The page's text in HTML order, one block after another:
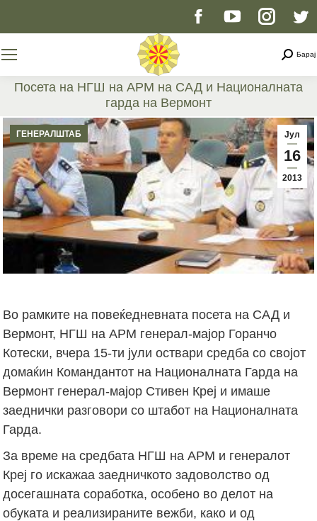
Facebook
opens
in
new
window
YouTube
opens
in
new
window
page
opens
in
new
window
Барај
Посета на НГШ на АРМ на САД и Националната
гарда на Вермонт
You are here:
Јул
16
2013
ГЕНЕРАЛШТАБ
Во рамките на повеќедневната посета на САД и
Вермонт, НГШ на АРМ генерал-мајор Горанчо
Котески, вчера 15-ти јули оствари средба со својот
домаќин Командантот на Националната Гарда на
Вермонт генерал-мајор Стивен Креј и имаше
заеднички разговори со штабот на Националната
Гарда.
За време на средбата НГШ на АРМ и генералот
Креј го искажаа заедничкото задоволство од
досегашната соработка, особено во делот на
обуката и реализираните вежби, како и од